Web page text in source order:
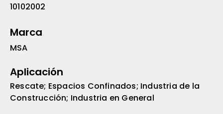
10102002
Marca
MSA
Aplicación
Rescate; Espacios Confinados; Industria de la
Construcción; Industria en General